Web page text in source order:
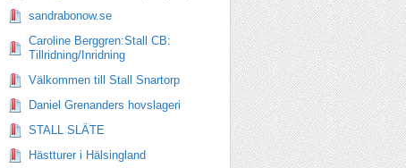
sandrabonow.se
Caroline Berggren:Stall CB:
Tillridning/Inridning
Välkommen till Stall Snartorp
Daniel Grenanders hovslageri
STALL SLÄTE
Hästturer i Hälsingland